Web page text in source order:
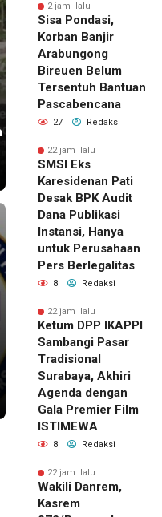
2 jam lalu
Sisa Pondasi,
Korban Banjir
Arabungong
Bireuen Belum
Tersentuh Bantuan
Pascabencana
27 Redaksi
22 jam lalu
SMSI Eks
Karesidenan Pati
Desak BPK Audit
Dana Publikasi
Instansi, Hanya
untuk Perusahaan
Pers Berlegalitas
8 Redaksi
22 jam lalu
Ketum DPP IKAPPI
Sambangi Pasar
Tradisional
Surabaya, Akhiri
Agenda dengan
Gala Premier Film
ISTIMEWA
8 Redaksi
22 jam lalu
Wakili Danrem,
Kasrem